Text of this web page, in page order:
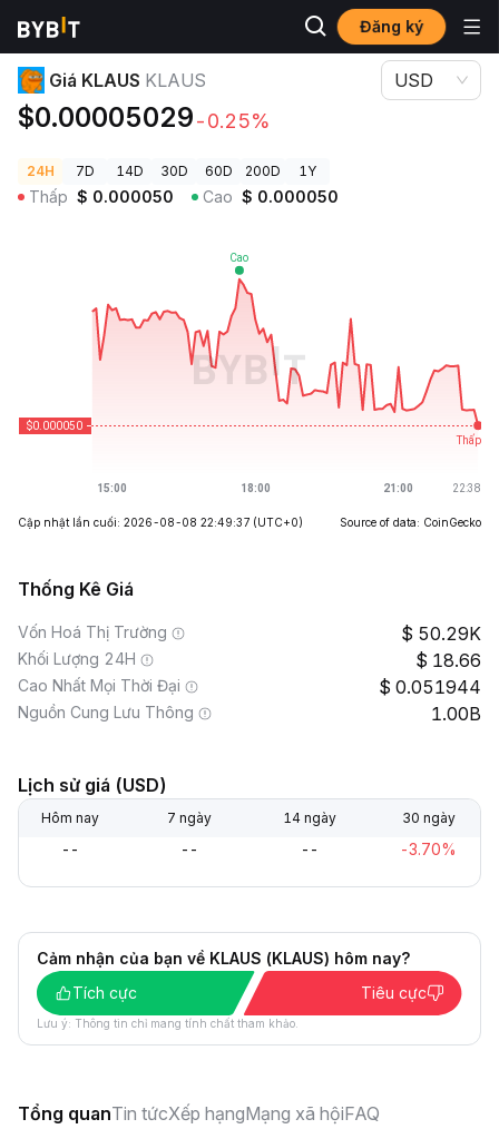
Đăng ký
Giá Tiền Điện Tử
Giá KLAUS KLAUS
$0.00005029-0.25%
USD
24H 7D 14D 30D 60D 200D 1Y
Thấp $ 0.000050 Cao $ 0.000050
Cập nhật lần cuối: 2026-08-08 22:49:37 (UTC+0) Source of data: CoinGecko
Thống Kê Giá
Vốn Hoá Thị Trường 50.29K
Khối Lượng 24H 18.66
Cao Nhất Mọi Thời Đại 0.051944
Nguồn Cung Lưu Thông 1.00B
Lịch sử giá (USD)
Hôm nay 7 ngày 14 ngày 30 ngày
-- -- -- -3.70%
Cảm nhận của bạn về KLAUS (KLAUS) hôm nay?
Tích cực
Tiêu cực
Lưu ý: Thông tin chỉ mang tính chất tham khảo.
Tổng quanTin tứcXếp hạngMạng xã hộiFAQ